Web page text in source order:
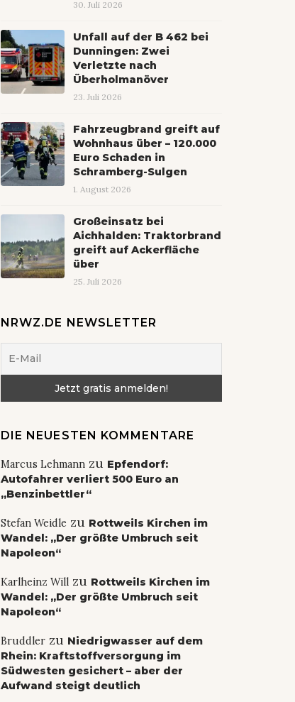
30. Juli 2026
Unfall auf der B 462 bei
Dunningen: Zwei
Verletzte nach
Überholmanöver
23. Juli 2026
Fahrzeugbrand greift auf
Wohnhaus über – 120.000
Euro Schaden in
Schramberg-Sulgen
1. August 2026
Großeinsatz bei
Aichhalden: Traktorbrand
greift auf Ackerfläche
über
25. Juli 2026
NRWZ.DE NEWSLETTER
DIE NEUESTEN KOMMENTARE
Marcus Lehmannzu Epfendorf:
Autofahrer verliert 500 Euro an
„Benzinbettler“
Stefan Weidle zu Rottweils Kirchen im
Wandel: „Der größte Umbruch seit
Napoleon“
Karlheinz Willzu Rottweils Kirchen im
Wandel: „Der größte Umbruch seit
Napoleon“
Bruddlerzu Niedrigwasser auf dem
Rhein: Kraftstoffversorgung im
Südwesten gesichert – aber der
Aufwand steigt deutlich